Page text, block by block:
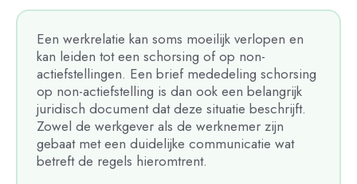
Een werkrelatie kan soms moeilijk verlopen en
kan leiden tot een schorsing of op non-
actiefstellingen. Een brief mededeling schorsing
op non-actiefstelling is dan ook een belangrijk
juridisch document dat deze situatie beschrijft.
Zowel de werkgever als de werknemer zijn
gebaat met een duidelijke communicatie wat
betreft de regels hieromtrent.